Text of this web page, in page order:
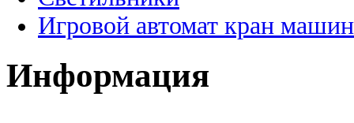
Игровой автомат кран
Информация